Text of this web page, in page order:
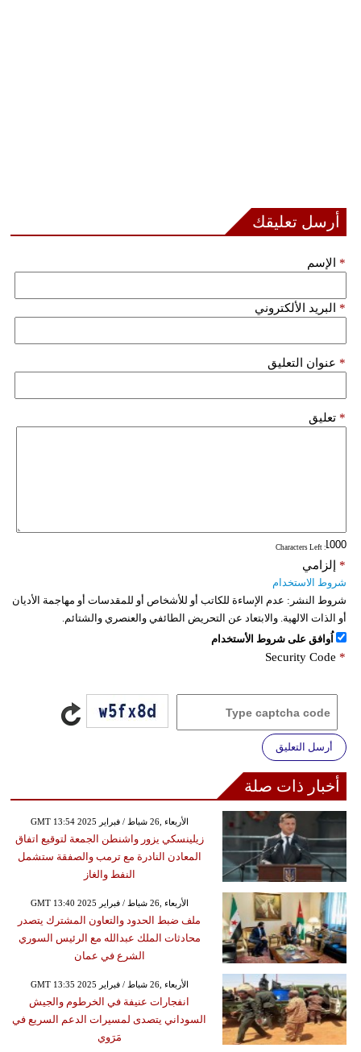
أرسل تعليقك
الإسم *
البريد الألكتروني *
عنوان التعليق *
تعليق *
: Characters Left
إلزامي *
شروط الاستخدام
شروط النشر: عدم الإساءة للكاتب أو للأشخاص أو للمقدسات أو مهاجمة الأديان
أو الذات الالهية. والابتعاد عن التحريض الطائفي والعنصري والشتائم.
اُوافق على شروط الأستخدام
Security Code *
أرسل التعليق
أخبار ذات صلة
GMT 13:54 2025 الأربعاء ,26 شباط / فبراير
زيلينسكي يزور واشنطن الجمعة لتوقيع اتفاق
المعادن النادرة مع ترمب والصفقة ستشمل
النفط والغاز
GMT 13:40 2025 الأربعاء ,26 شباط / فبراير
ملف ضبط الحدود والتعاون المشترك يتصدر
محادثات الملك عبدالله مع الرئيس السوري
الشرع في عمان
GMT 13:35 2025 الأربعاء ,26 شباط / فبراير
انفجارات عنيفة في الخرطوم والجيش
السوداني يتصدى لمسيرات الدعم السريع في
مَرَوي